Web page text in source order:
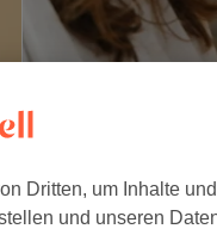
Dritten, um Inhalte
und unseren